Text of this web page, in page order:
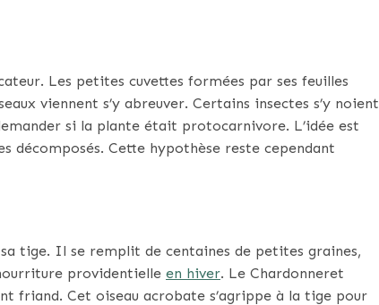
Les petites cuvettes formées par ses feuilles
viennent s’y abreuver. Certains insectes s’y noient
si la plante était protocarnivore. L’idée est
décomposés. Cette hypothèse reste cependant
tige. Il se remplit de centaines de petites graines,
providentielle en hiver. Le Chardonneret
friand. Cet oiseau acrobate s’agrippe à la tige pour